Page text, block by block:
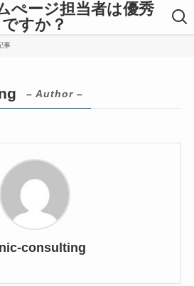
ぺージ担当者は優秀
ですか？
事
– Author –
consulting